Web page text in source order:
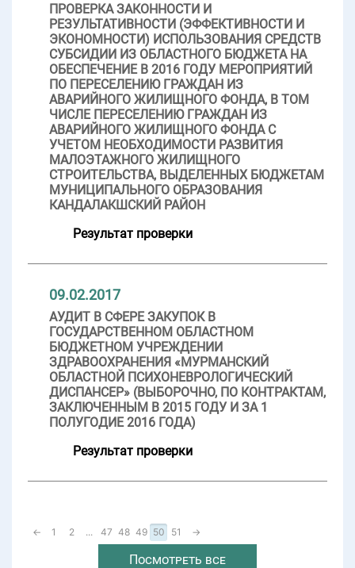
ПРОВЕРКА ЗАКОННОСТИ И
РЕЗУЛЬТАТИВНОСТИ (ЭФФЕКТИВНОСТИ И
ЭКОНОМНОСТИ) ИСПОЛЬЗОВАНИЯ СРЕДСТВ
СУБСИДИИ ИЗ ОБЛАСТНОГО БЮДЖЕТА НА
ОБЕСПЕЧЕНИЕ В 2016 ГОДУ МЕРОПРИЯТИЙ
ПО ПЕРЕСЕЛЕНИЮ ГРАЖДАН ИЗ
АВАРИЙНОГО ЖИЛИЩНОГО ФОНДА, В ТОМ
ЧИСЛЕ ПЕРЕСЕЛЕНИЮ ГРАЖДАН ИЗ
АВАРИЙНОГО ЖИЛИЩНОГО ФОНДА С
УЧЕТОМ НЕОБХОДИМОСТИ РАЗВИТИЯ
МАЛОЭТАЖНОГО ЖИЛИЩНОГО
СТРОИТЕЛЬСТВА, ВЫДЕЛЕННЫХ БЮДЖЕТАМ
МУНИЦИПАЛЬНОГО ОБРАЗОВАНИЯ
КАНДАЛАКШСКИЙ РАЙОН
Результат проверки
09.02.2017
АУДИТ В СФЕРЕ ЗАКУПОК В
ГОСУДАРСТВЕННОМ ОБЛАСТНОМ
БЮДЖЕТНОМ УЧРЕЖДЕНИИ
ЗДРАВООХРАНЕНИЯ «МУРМАНСКИЙ
ОБЛАСТНОЙ ПСИХОНЕВРОЛОГИЧЕСКИЙ
ДИСПАНСЕР» (ВЫБОРОЧНО, ПО КОНТРАКТАМ,
ЗАКЛЮЧЕННЫМ В 2015 ГОДУ И ЗА 1
ПОЛУГОДИЕ 2016 ГОДА)
Результат проверки
← 1 2 ... 47 48 49 50 51 →
Посмотреть все